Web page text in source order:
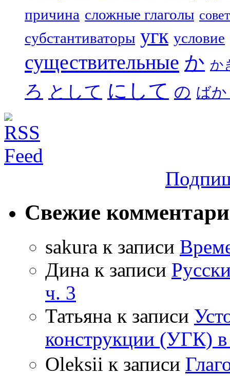
причина сложные глаголы совет
субстантиваторы угк условие
существительные か か
ろ として にして の ば
Свежие
sakura к записи
Дина к записи
ч. 3
Татьяна к записи
конструкции (УГК) в
Oleksii к записи